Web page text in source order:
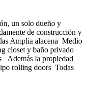
un solo dueño y
de construcción y
Amplia alacena Medio
closet y baño privado
Además la propiedad
rolling doors Todas